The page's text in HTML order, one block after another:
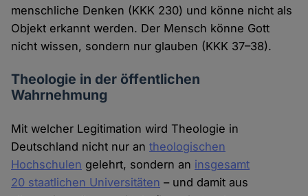
menschliche Denken (KKK 230) und könne nicht als
Objekt erkannt werden. Der Mensch könne Gott
nicht wissen, sondern nur glauben (KKK 37–38).
Theologie in der öffentlichen
Wahrnehmung
Mit welcher Legitimation wird Theologie in
Deutschland nicht nur antheologischen
Hochschulen gelehrt, sondern an insgesamt
20 staatlichen Universitäten – und damit aus